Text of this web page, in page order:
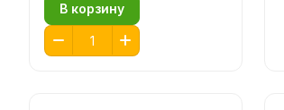
В корзину